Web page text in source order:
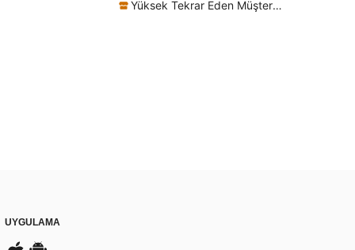
Yüksek Tekrar Eden Müşteriler
UYGULAMA